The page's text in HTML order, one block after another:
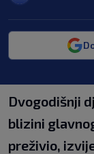
Dvogodišnji
blizini
preživio,